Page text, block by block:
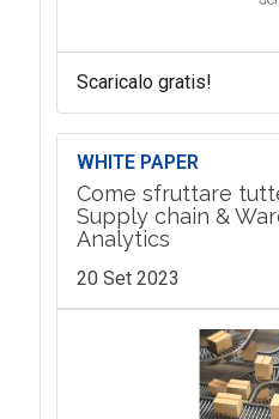
Scaricalo gratis!
WHITE PAPER
Come sfruttare
Supply chain &
Analytics
20 Set 2023